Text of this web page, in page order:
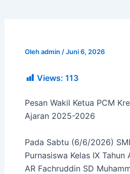
Olehadmin /Juni 6, 2026
Views: 113
Pesan Wakil Ketua PCM
Ajaran 2025-2026
Pada Sabtu (6/6/2026)
Purnasiswa Kelas IX
AR Fachruddin SD